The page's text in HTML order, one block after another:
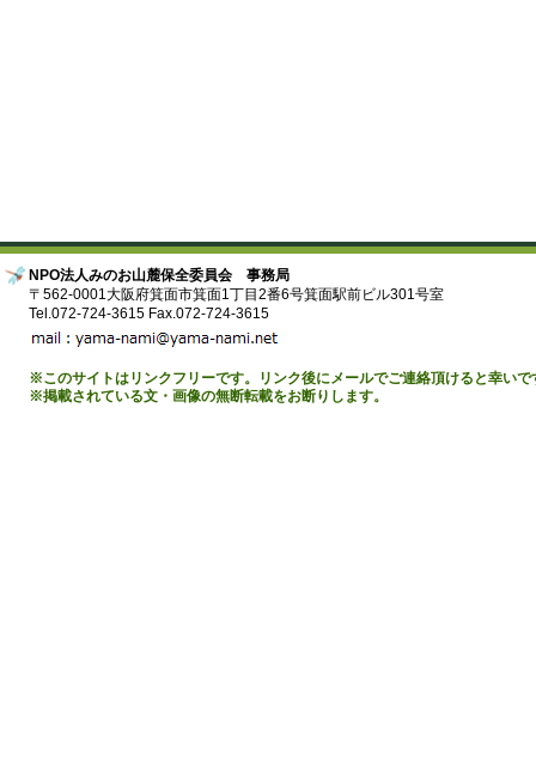
NPO法人みのお山麓保全委員会 事務局
〒562-0001大阪府箕面市箕面1丁目2番6号箕面駅前ビル301号室
Tel.072-724-3615 Fax.072-724-3615
※このサイトはリンクフリーです。リンク後にメールでご連絡頂けると幸いで
※掲載されている文・画像の無断転載をお断りします。